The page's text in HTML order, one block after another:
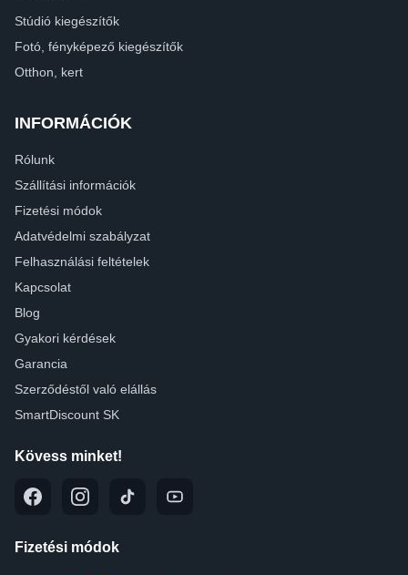
Stúdió kiegészítők
Fotó, fényképező kiegészítők
Otthon, kert
INFORMÁCIÓK
Rólunk
Szállítási információk
Fizetési módok
Adatvédelmi szabályzat
Felhasználási feltételek
Kapcsolat
Blog
Gyakori kérdések
Garancia
Szerződéstől való elállás
SmartDiscount SK
Kövess minket!
Fizetési módok